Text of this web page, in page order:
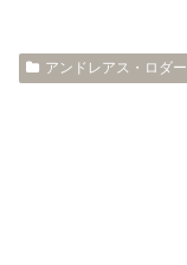
アンドレアス・ロダー